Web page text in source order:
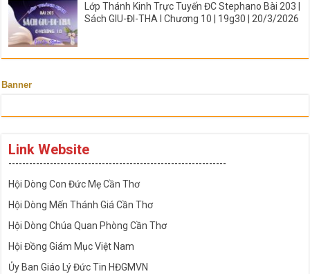
Lớp Thánh Kinh Trực Tuyến ĐC Stephano Bài 203 |
Sách GIU-ĐI-THA I Chương 10 | 19g30 | 20/3/2026
Banner
Link Website
---------------------------------------------------------------
Hội Dòng Con Đức Mẹ Cần Thơ
Hội Dòng Mến Thánh Giá Cần Thơ
Hội Dòng Chúa Quan Phòng Cần Thơ
Hội Đồng Giám Mục Việt Nam
Ủy Ban Giáo Lý Đức Tin HĐGMVN